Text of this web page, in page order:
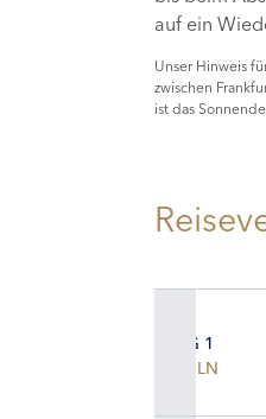
auf ein
Unser Hinweis
zwischen
ist das
TAG 1
KÖLN